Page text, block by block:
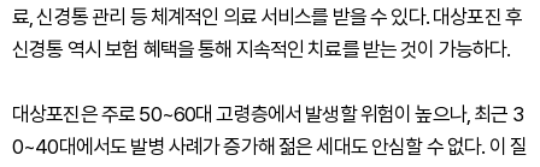
료, 신경통 관리 등 체계적인 의료 서비스를 받을 수 있다. 대상포진 후
신경통 역시 보험 혜택을 통해 지속적인 치료를 받는 것이 가능하다.
대상포진은 주로 50~60대 고령층에서 발생할 위험이 높으나, 최근 3
0~40대에서도 발병 사례가 증가해 젊은 세대도 안심할 수 없다. 이 질